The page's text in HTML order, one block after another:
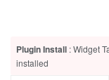
Plugin Install : Widget
installed